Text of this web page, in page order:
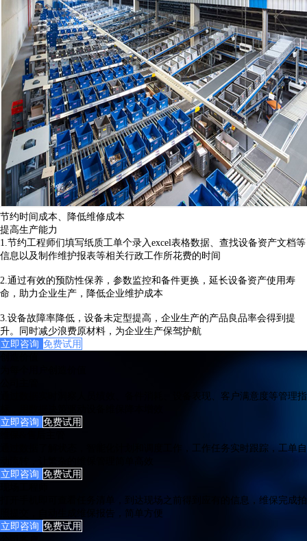
节约时间成本、降低维修成本
提高生产能力
1.节约工程师们填写纸质工单个录入excel表格数据、查找设备资产文档等
信息以及制作维护报表等相关行政工作所花费的时间
2.通过有效的预防性保养，参数监控和备件更换，延长设备资产使用寿
命，助力企业生产，降低企业维护成本
3.设备故障率降低，设备未定型提高，企业生产的产品良品率会得到提
升。同时减少浪费原材料，为企业生产保驾护航
立即咨询 免费试用
通过数据实时洞察人员绩效、备件消耗、设备表现、客户满意度等管理指
立即咨询 免费试用
通过数据了解状态，智能化计划和调度工作，工作任务实时跟踪，工单自
立即咨询 免费试用
打开手机即可查看任务清单，到达现场之前得到应有的信息，维保完成拍
照提交，自动生成维保报告，简单方便
立即咨询 免费试用